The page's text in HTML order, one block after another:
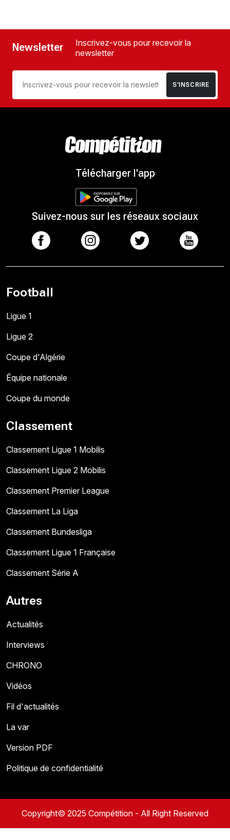
Newsletter
Inscrivez-vous pour recevoir la
newsletter
S’INSCRIRE
Télécharger l'app
Suivez-nous sur les réseaux sociaux
Football
Ligue 1
Ligue 2
Coupe d'Algérie
Équipe nationale
Coupe du monde
Classement
Classement Ligue 1 Mobilis
Classement Ligue 2 Mobilis
Classement Premier League
Classement La Liga
Classement Bundesliga
Classement Ligue 1 Française
Classement Série A
Autres
Actualités
Interviews
CHRONO
Vidéos
Fil d'actualités
La var
Version PDF
Politique de confidentialité
Copyright© 2025 Compétition - All Right Reserved